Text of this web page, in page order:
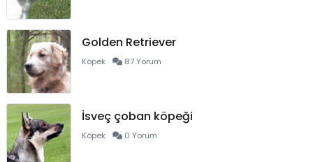
Golden Retriever
Köpek 87 Yorum
İsveç çoban köpeği
Köpek 0 Yorum